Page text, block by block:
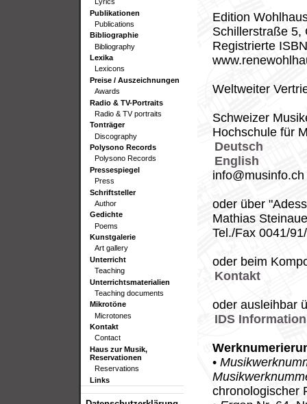
Publikationen
Publications
Bibliographie
Bibliography
Lexika
Lexicons
Preise / Auszeichnungen
Awards
Radio & TV-Portraits
Radio & TV portraits
Tonträger
Discography
Polysono Records
Polysono Records
Pressespiegel
Press
Schriftsteller
Author
Gedichte
Poems
Kunstgalerie
Art gallery
Unterricht
Teaching
Unterrichtsmaterialien
Teaching documents
Mikrotöne
Microtones
Kontakt
Contact
Haus zur Musik,
Reservationen
Reservations
Links
Edition
Schillerstraße 5,
Registrierte
Weltweiter
Schweizer
Hochschule für
Deutsch
English
info@musinfo.ch
oder über
Mathias
Tel./Fax 0041/
oder beim
Kontakt
oder ausleihbar
IDS
•
chronologischer